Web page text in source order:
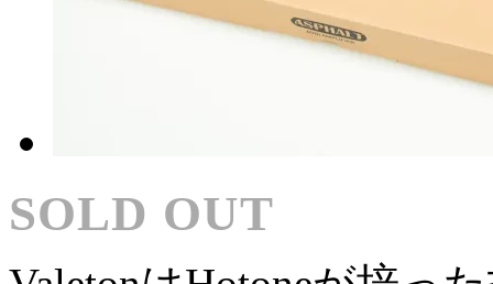
SOLD OUT